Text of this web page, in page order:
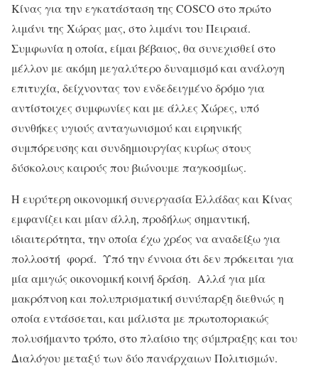
Κίνας για την εγκατάσταση της COSCO στο πρώτο
λιμάνι της Χώρας μας, στο λιμάνι του Πειραιά.
Συμφωνία η οποία, είμαι βέβαιος, θα συνεχισθεί στο
μέλλον με ακόμη μεγαλύτερο δυναμισμό και ανάλογη
επιτυχία, δείχνοντας τον ενδεδειγμένο δρόμο για
αντίστοιχες συμφωνίες και με άλλες Χώρες, υπό
συνθήκες υγιούς ανταγωνισμού και ειρηνικής
συμπόρευσης και συνδημιουργίας κυρίως στους
δύσκολους καιρούς που βιώνουμε παγκοσμίως.
Η ευρύτερη οικονομική συνεργασία Ελλάδας και Κίνας
εμφανίζει και μίαν άλλη, προδήλως σημαντική,
ιδιαιτερότητα, την οποία έχω χρέος να αναδείξω για
πολλοστή φορά. Υπό την έννοια ότι δεν πρόκειται για
μία αμιγώς οικονομική κοινή δράση. Αλλά για μία
μακρόπνοη και πολυπρισματική συνύπαρξη διεθνώς η
οποία εντάσσεται, και μάλιστα με πρωτοποριακώς
πολυσήμαντο τρόπο, στο πλαίσιο της σύμπραξης και του
Διαλόγου μεταξύ των δύο πανάρχαιων Πολιτισμών.